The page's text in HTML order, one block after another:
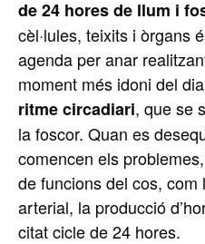
de 24 hores de llum i
cèl·lules, teixits i òrgans
agenda per anar
moment més idoni del
ritme circadiari, que se
la foscor. Quan es
comencen els
de funcions del cos,
arterial, la producció
citat cicle de 24 hores.